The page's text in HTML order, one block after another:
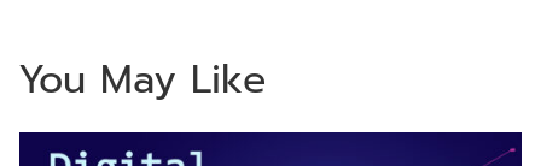
You May Like